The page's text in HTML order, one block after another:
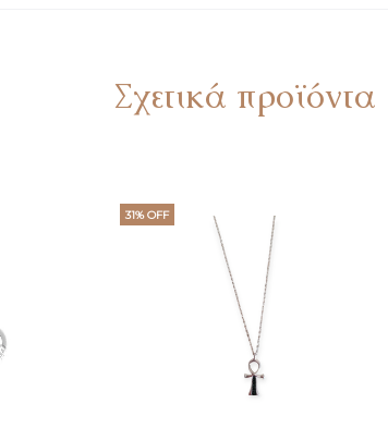
Σχετικά προϊόντα
31% OFF